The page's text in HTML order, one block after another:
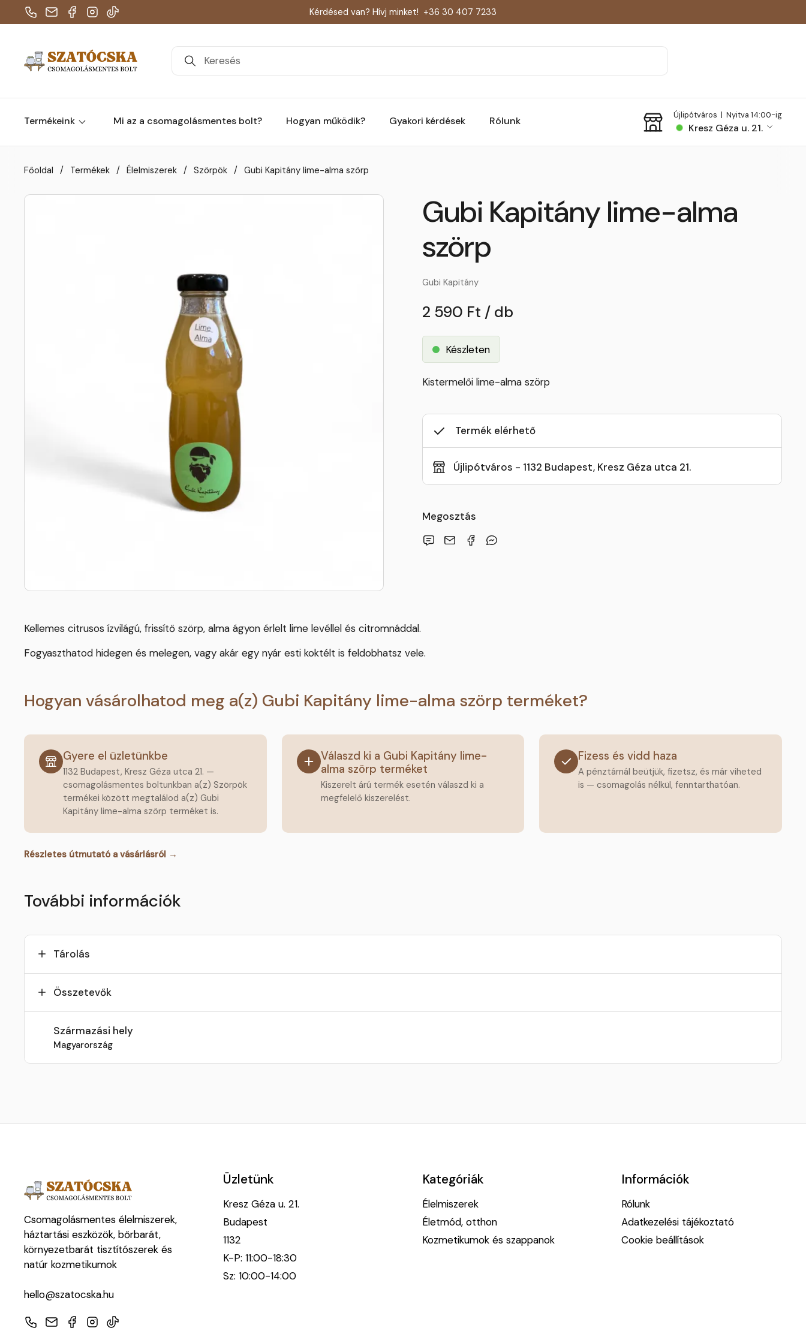
TelefonE-mailFacebook
Instagram
TikTok
Kérdésed van? Hívj minket! +36 30 407 7233
Termékeink Mi az a csomagolásmentes bolt? Hogyan működik? Gyakori kérdések Rólunk Újlipótváros | Nyitva 14:00-ig
Kresz Géza u. 21.
Főoldal / Termékek / Élelmiszerek / Szörpök / Gubi Kapitány lime-alma szörp
Gubi Kapitány lime-alma
szörp
Gubi Kapitány
2 590 Ft / db
Készleten
Kistermelői lime-alma szörp
Termék elérhető
Újlipótváros - 1132 Budapest, Kresz Géza utca 21.
Megosztás
Kellemes citrusos ízvilágú, frissítő szörp, alma ágyon érlelt lime levéllel és citromnáddal.
Fogyaszthatod hidegen és melegen, vagy akár egy nyár esti koktélt is feldobhatsz vele.
Hogyan vásárolhatod meg a(z) Gubi Kapitány lime-alma szörp terméket?
Gyere el üzletünkbe
1132 Budapest, Kresz Géza utca 21. —
csomagolásmentes boltunkban a(z) Szörpök
termékei között megtalálod a(z) Gubi
Kapitány lime-alma szörp terméket is.
Válaszd ki a Gubi Kapitány lime-
alma szörp terméket
Kiszerelt árú termék esetén válaszd ki a
megfelelő kiszerelést.
Fizess és vidd haza
A pénztárnál beütjük, fizetsz, és már viheted
is — csomagolás nélkül, fenntarthatóan.
Részletes útmutató a vásárlásról →
További információk
Tárolás
Összetevők
Származási hely
Magyarország
Csomagolásmentes élelmiszerek,
háztartási eszközök, bőrbarát,
környezetbarát tisztítószerek és
natúr kozmetikumok
hello@szatocska.hu
TelefonE-mailFacebook
Instagram
TikTok
Üzletünk
Kresz Géza u. 21.
Budapest
1132
K-P: 11:00-18:30
Sz: 10:00-14:00
Kategóriák
Élelmiszerek
Életmód, otthon
Kozmetikumok és szappanok
Információk
Rólunk
Adatkezelési tájékoztató
Cookie beállítások